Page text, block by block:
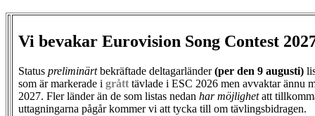
Vi bevakar Eurovision Song Contest
Status preliminärtbekräftade deltagarländer(per den 9 augusti)
som är markerade i grått tävlade i ESC 2026 men avvaktar ännu
2027. Fler länder än de som listas nedan har möjlighetatt
uttagningarna pågår kommer vi att tycka till om tävlingsbidragen.